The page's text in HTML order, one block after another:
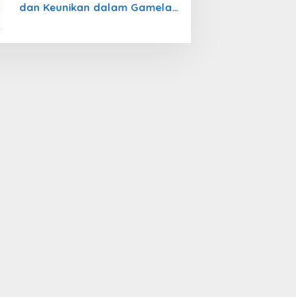
dan Keunikan dalam Gamelan